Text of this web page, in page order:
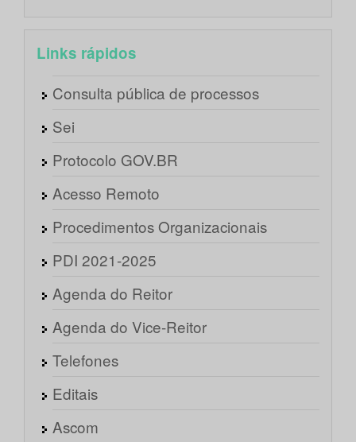
Links rápidos
Consulta pública de processos
Sei
Protocolo GOV.BR
Acesso Remoto
Procedimentos Organizacionais
PDI 2021-2025
Agenda do Reitor
Agenda do Vice-Reitor
Telefones
Editais
Ascom